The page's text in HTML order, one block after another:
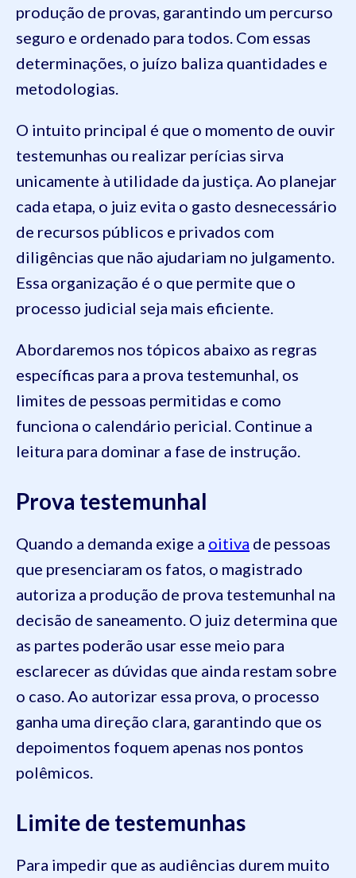
produção de provas, garantindo um percurso
seguro e ordenado para todos. Com essas
determinações, o juízo baliza quantidades e
metodologias.
O intuito principal é que o momento de ouvir
testemunhas ou realizar perícias sirva
unicamente à utilidade da justiça. Ao planejar
cada etapa, o juiz evita o gasto desnecessário
de recursos públicos e privados com
diligências que não ajudariam no julgamento.
Essa organização é o que permite que o
processo judicial seja mais eficiente.
Abordaremos nos tópicos abaixo as regras
específicas para a prova testemunhal, os
limites de pessoas permitidas e como
funciona o calendário pericial. Continue a
leitura para dominar a fase de instrução.
Prova testemunhal
Quando a demanda exige a oitiva de pessoas
que presenciaram os fatos, o magistrado
autoriza a produção de prova testemunhal na
decisão de saneamento. O juiz determina que
as partes poderão usar esse meio para
esclarecer as dúvidas que ainda restam sobre
o caso. Ao autorizar essa prova, o processo
ganha uma direção clara, garantindo que os
depoimentos foquem apenas nos pontos
polêmicos.
Limite de testemunhas
Para impedir que as audiências durem muito